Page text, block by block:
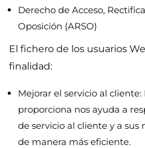
Derecho de Acceso,
Oposición (ARSO)
El fichero de los usuarios
finalidad:
Mejorar el servicio al
proporciona nos ayuda a
de servicio al cliente y a sus
de manera más eficiente.